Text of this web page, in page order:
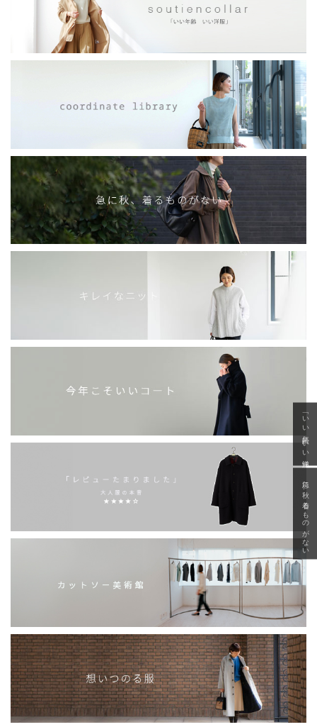
「いい年齢 いい洋服」
急に秋、着るものがない